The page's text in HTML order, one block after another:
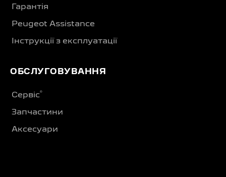
Гарантія
Peugeot Assistance
Інструкції з експлуатації
ОБСЛУГОВУВАННЯ
Сервіс®
Запчастини
Аксесуари